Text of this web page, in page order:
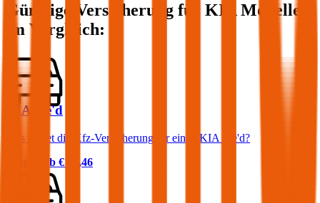
Günstige Versicherung für KIAModelle
im Vergleich:
KIA cee'd
Was kostet die Kfz-Versicherung für einen KIA cee'd?
Prämie ab € 46,46